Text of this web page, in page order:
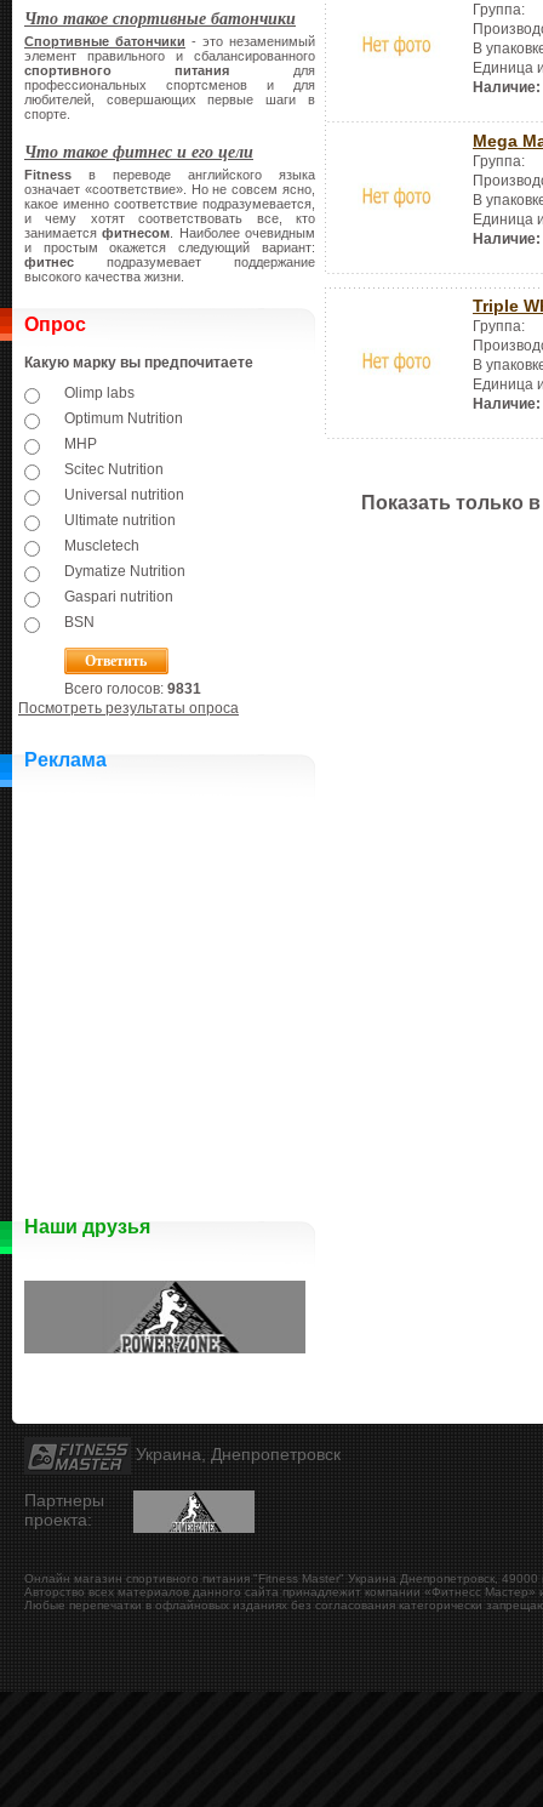
Что такое спортивные батончики
Спортивные батончики - это незаменимый
элемент правильного и сбалансированного
спортивного питания для
профессиональных спортсменов и для
любителей, совершающих первые шаги в
спорте.
Что такое фитнес и его цели
Fitness в переводе английского языка
означает «соответствие». Но не совсем ясно,
какое именно соответствие подразумевается,
и чему хотят соответствовать все, кто
занимаетсяфитнесом . Наиболее очевидным
и простым окажется следующий вариант:
фитнес подразумевает поддержание
высокого качества жизни.
Опрос
Какую марку вы предпочитаете
Olimp labs
Optimum Nutrition
MHP
Scitec Nutrition
Universal nutrition
Ultimate nutrition
Muscletech
Dymatize Nutrition
Gaspari nutrition
BSN
Всего голосов: 9831
Посмотреть результаты опроса
Реклама
Наши друзья
Группа:
В
Единица
Наличие:
Mega
Группа:
В
Единица
Наличие:
Triple
Группа:
В
Единица
Наличие:
Показать только
Украина, Днепропетровск
Партнеры
проекта:
Онлайн магазин спортивного питания "Fitness Master" Украина Днепропетровск 49000
Авторство всех материалов данного сайта принадлежит компании «Фитнесс Мастер»
Любые перепечатки в офлайновых изданиях без согласования категорически